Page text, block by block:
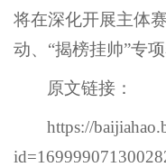
将在深化开展主体
动、“揭榜挂帅”专
原文链接：
https://